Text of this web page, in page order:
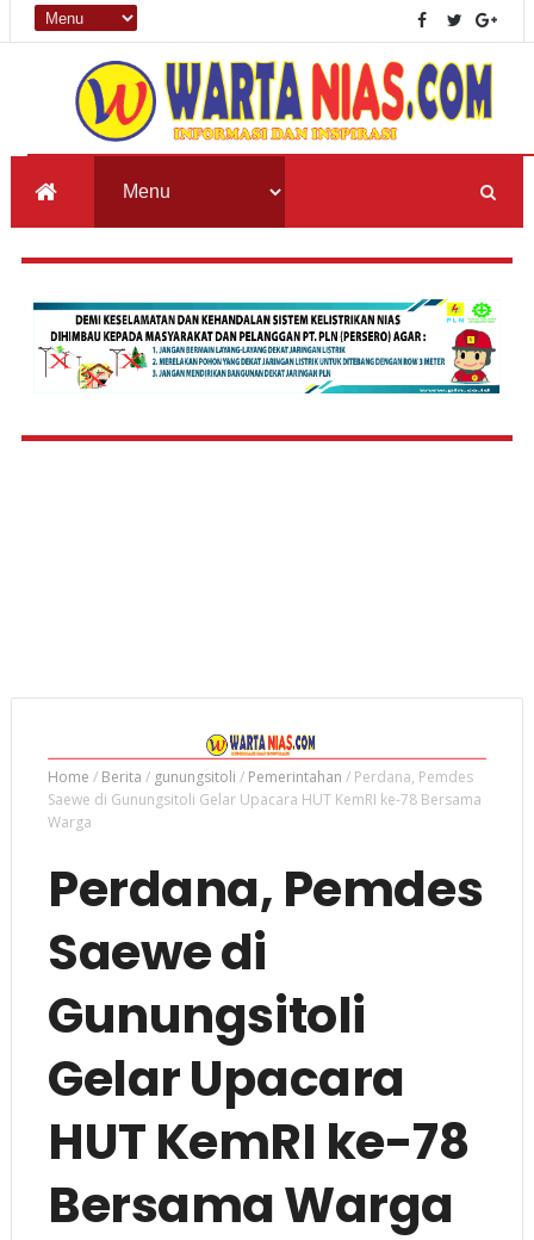
Home / Berita / gunungsitoli / Pemerintahan / Perdana, Pemdes
Saewe di Gunungsitoli Gelar Upacara HUT KemRI ke-78 Bersama
Warga
Perdana, Pemdes
Saewe di
Gunungsitoli
Gelar Upacara
HUT KemRI ke-78
Bersama Warga